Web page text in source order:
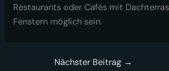
Restaurants oder Cafés mit
Fenstern möglich sein.
Nächster Beitrag →